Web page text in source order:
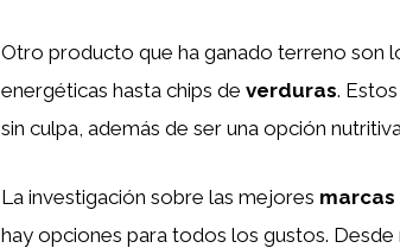
Otro producto que ha ganado terreno son
energéticas hasta chips de verduras.
sin culpa, además de ser una opción
La investigación sobre las mejores marcas
hay opciones para todos los gustos.